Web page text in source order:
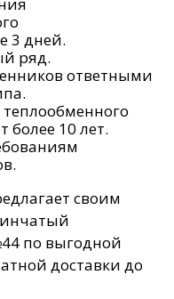
3 дней.
ряд.
ответными
более 10 лет.
своим
по выгодной
доставки до